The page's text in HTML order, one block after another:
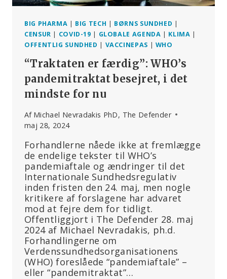
BIG PHARMA | BIG TECH | BØRNS SUNDHED |
CENSUR | COVID-19 | GLOBALE AGENDA | KLIMA |
OFFENTLIG SUNDHED | VACCINEPAS | WHO
“Traktaten er færdig”: WHO’s
pandemitraktat besejret, i det
mindste for nu
Af Michael Nevradakis PhD, The Defender
maj 28, 2024
Forhandlerne nåede ikke at fremlægge
de endelige tekster til WHO’s
pandemiaftale og ændringer til det
Internationale Sundhedsregulativ
inden fristen den 24. maj, men nogle
kritikere af forslagene har advaret
mod at fejre dem for tidligt.
Offentliggjort i The Defender 28. maj
2024 af Michael Nevradakis, ph.d.
Forhandlingerne om
Verdenssundhedsorganisationens
(WHO) foreslåede “pandemiaftale” –
eller “pandemitraktat”…